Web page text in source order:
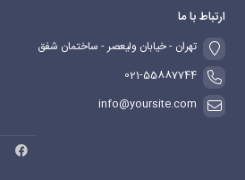
ارتباط با ما
تهران - خیابان ولیعصر - ساختمان شفق
021-55887744
info@yoursite.com